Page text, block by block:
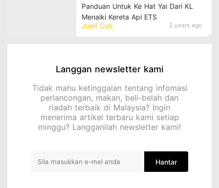
Jom! Cuti 2 years ago
Panduan Untuk Ke Hat Yai Dari KL
Menaiki Kereta Api ETS
Langgan newsletter kami
Tidak mahu ketinggalan tentang infomasi
perlancongan, makan, beli-belah dan
riadah terbaik di Malaysia? Ingin
menerima artikel terbaru kami setiap
minggu? Langganilah newsletter kami!
Hantar